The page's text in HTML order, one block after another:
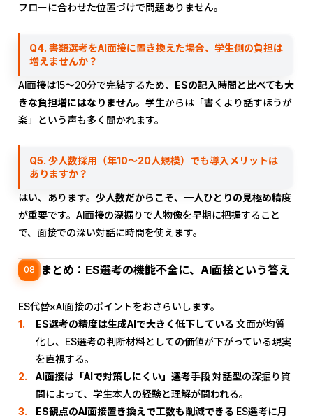
フローに合わせた位置づけで問題ありません。
Q4. 書類選考をAI面接に置き換えた場合、学生側の負担は
増えませんか？
AI面接は15〜20分で完結するため、 ESの記入時間と比べても大
きな負担増にはなりません。学生からは「書くより話すほうが
楽」という声も多く聞かれます。
Q5. 少人数採用（年10〜20人規模）でも導入メリットは
ありますか？
はい、あります。 少人数だからこそ、一人ひとりの見極め精度
が重要です。AI面接の深掘りで人物像を早期に把握すること
で、面接での深い対話に時間を使えます。
08 まとめ：ES選考の機能不全に、AI面接という答え
ES代替×AI面接のポイントをおさらいします。
ES選考の精度は生成AIで大きく低下している 文面が均質
化し、ES選考の判断材料としての価値が下がっている現実
を直視する。
AI面接は「AIで対策しにくい」選考手段対話型の深掘り質
問によって、学生本人の経験と理解が問われる。
ES観点のAI面接置き換えで工数も削減できる ES選考に月